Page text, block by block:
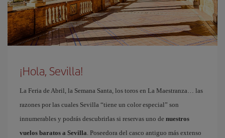
¡Hola, Sevilla!
La Feria de Abril, la Semana Santa, los toros en La Maestranza… las
razones por las cuales Sevilla “tiene un color especial” son
innumerables y podrás descubrirlas si reservas uno de nuestros
vuelos baratos a Sevilla. Poseedora del casco antiguo más extenso